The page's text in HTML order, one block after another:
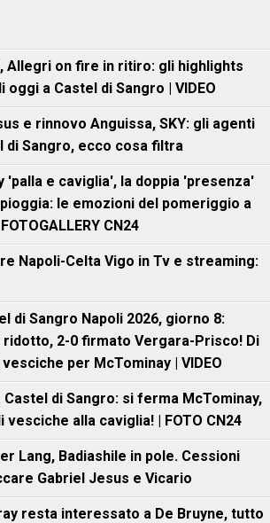
Allegri on fire in ritiro: gli highlights
a Castel di Sangro | VIDEO
e rinnovo Anguissa, SKY: gli agenti
di Sangro, ecco cosa filtra
'palla e caviglia', la doppia 'presenza'
le emozioni del pomeriggio a
CN24
Napoli-Celta Vigo in Tv e streaming:
di Sangro Napoli 2026, giorno 8:
ridotto, 2-0 firmato Vergara-Prisco! Di
per McTominay | VIDEO
di Sangro: si ferma McTominay,
vesciche alla caviglia! | FOTO CN24
Lang, Badiashile in pole. Cessioni
Gabriel Jesus e Vicario
resta interessato a De Bruyne, tutto